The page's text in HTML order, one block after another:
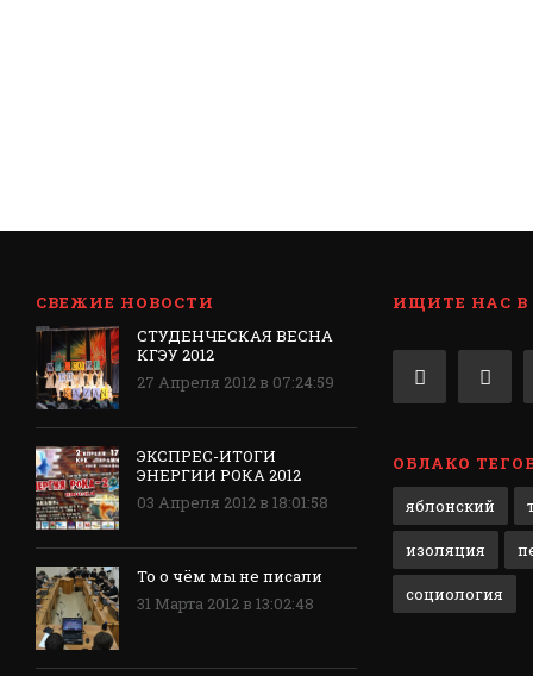
СВЕЖИЕ НОВОСТИ
СТУДЕНЧЕСКАЯ ВЕСНА
КГЭУ 2012
27 Апреля 2012 в 07:24:59
ЭКСПРЕС-ИТОГИ
ЭНЕРГИИ РОКА 2012
03 Апреля 2012 в 18:01:58
То о чём мы не писали
31 Марта 2012 в 13:02:48
ИЩИТЕ НАС В
ОБЛАКО
яблонский
изоляция
социология